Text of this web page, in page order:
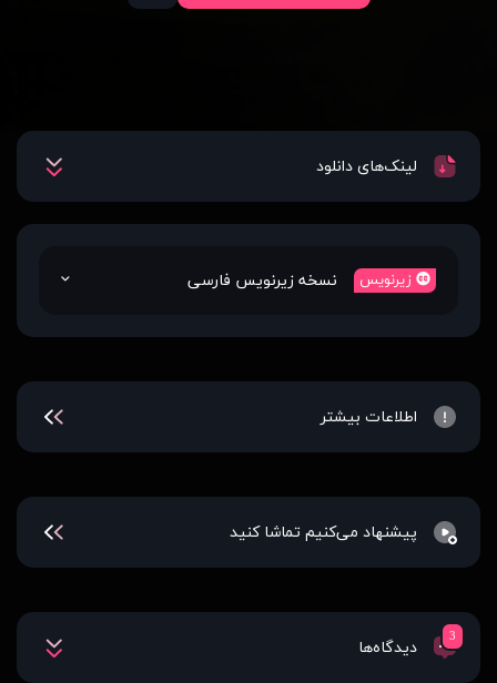
لینک‌های دانلود
زیرنویس نسخه زیرنویس فارسی
اطلاعات بیشتر
پیشنهاد می‌کنیم تماشا کنید
3
دیدگاه‌ها